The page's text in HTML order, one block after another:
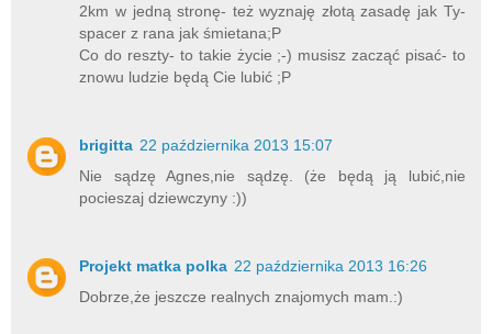
2km w jedną stronę- też wyznaję złotą zasadę jak Ty-
spacer z rana jak śmietana;P
Co do reszty- to takie życie ;-) musisz zacząć pisać- to
znowu ludzie będą Cie lubić ;P
brigitta 22 października 2013 15:07
Nie sądzę Agnes,nie sądzę. (że będą ją lubić,nie
pocieszaj dziewczyny :))
Projekt matka polka 22 października 2013 16:26
Dobrze,że jeszcze realnych znajomych mam.:)